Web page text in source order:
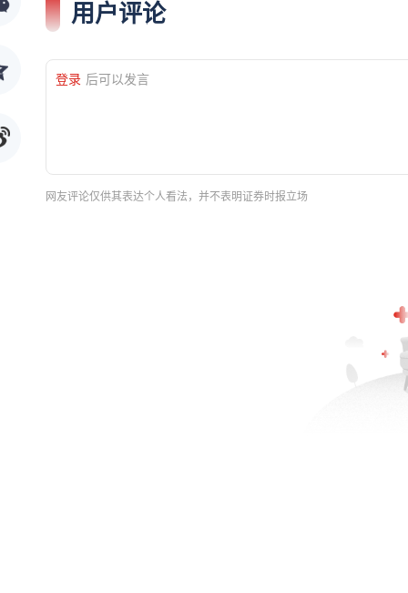
用户评论
登录 后可以发言
网友评论仅供其表达个人看法，并不表明证券时报立场